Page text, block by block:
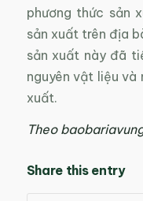
phương thức sản
sản xuất trên địa
sản xuất này đã
nguyên vật liệu và
xuất.
Theo
Share this entry